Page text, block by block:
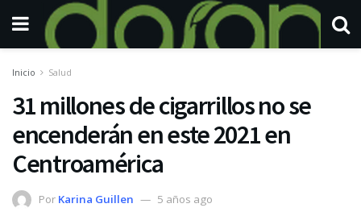
Inicio Salud
31 millones de cigarrillos no se
encenderán en este 2021 en
Centroamérica
Por Karina Guillen 5 años ago